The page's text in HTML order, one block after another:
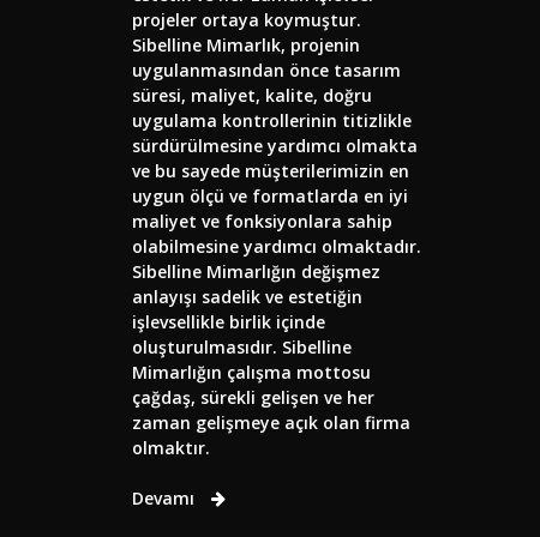
projeler ortaya koymuştur.
Sibelline Mimarlık, projenin
uygulanmasından önce tasarım
süresi, maliyet, kalite, doğru
uygulama kontrollerinin titizlikle
sürdürülmesine yardımcı olmakta
ve bu sayede müşterilerimizin en
uygun ölçü ve formatlarda en iyi
maliyet ve fonksiyonlara sahip
olabilmesine yardımcı olmaktadır.
Sibelline Mimarlığın değişmez
anlayışı sadelik ve estetiğin
işlevsellikle birlik içinde
oluşturulmasıdır. Sibelline
Mimarlığın çalışma mottosu
çağdaş, sürekli gelişen ve her
zaman gelişmeye açık olan firma
olmaktır.
Devamı